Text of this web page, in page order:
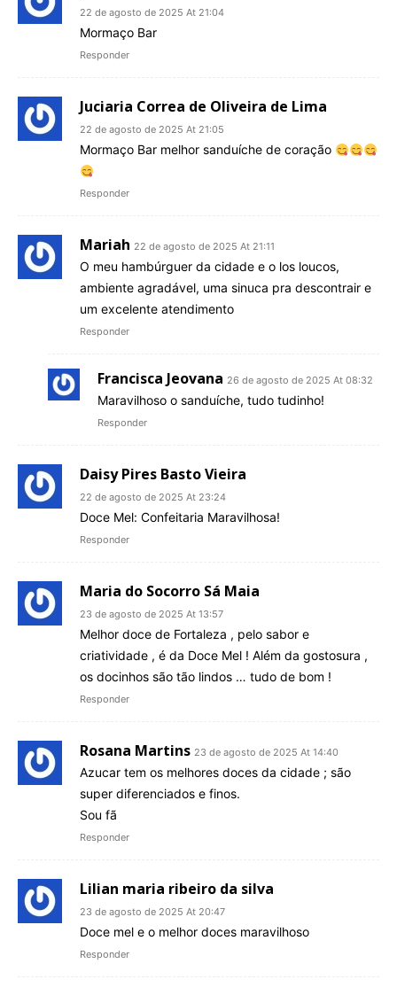
22 de agosto de 2025 At 21:04
Mormaço Bar
Responder
Juciaria Correa de Oliveira de Lima
22 de agosto de 2025 At 21:05
Mormaço Bar melhor sanduíche de coração
Responder
Mariah 22 de agosto de 2025 At 21:11
O meu hambúrguer da cidade e o los loucos,
ambiente agradável, uma sinuca pra descontrair e
um excelente atendimento
Responder
Francisca Jeovana 26 de agosto de 2025 At 08:32
Maravilhoso o sanduíche, tudo tudinho!
Responder
Daisy Pires Basto Vieira
22 de agosto de 2025 At 23:24
Doce Mel: Confeitaria Maravilhosa!
Responder
Maria do Socorro Sá Maia
23 de agosto de 2025 At 13:57
Melhor doce de Fortaleza , pelo sabor e
criatividade , é da Doce Mel ! Além da gostosura ,
os docinhos são tão lindos … tudo de bom !
Responder
Rosana Martins 23 de agosto de 2025 At 14:40
Azucar tem os melhores doces da cidade ; são
super diferenciados e finos.
Sou fã
Responder
Lilian maria ribeiro da silva
23 de agosto de 2025 At 20:47
Doce mel e o melhor doces maravilhoso
Responder